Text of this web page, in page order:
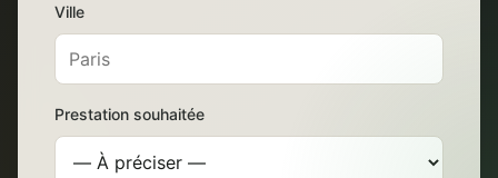
Ville
Prestation souhaitée